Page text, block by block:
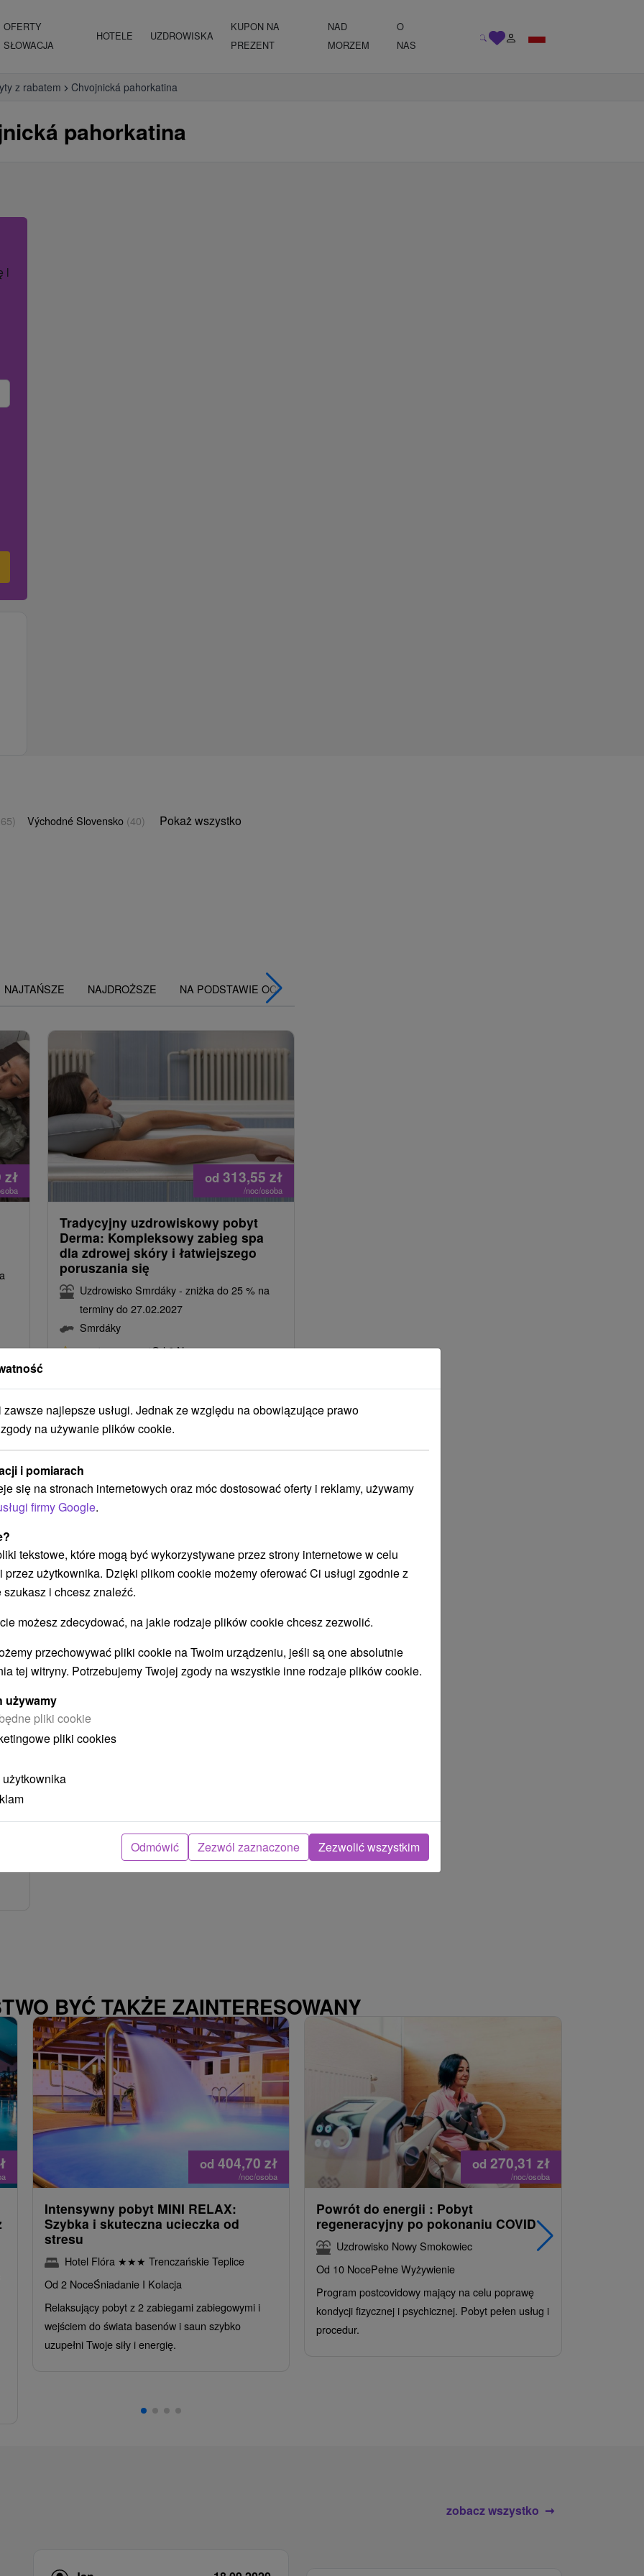
OFERTY
SŁOWACJA
HOTELE UZDROWISKA
KUPON NA
PREZENT
NAD
MORZEM
O
NAS
z rabatem Chvojnická pahorkatina
pahorkatina
nazwę hotelu.
Východné Slovensko (40) Pokaż wszystko
NAJTAŃSZE NAJDROŻSZE NA PODSTAWIE OCENY
zł od 313,55 zł
/noc/osoba
Tradycyjny uzdrowiskowy pobyt
Derma: Kompleksowy zabieg spa
dla zdrowej skóry i łatwiejszego
poruszania się
Uzdrowisko Smrdáky - zniżka do 25 % na
terminy do 27.02.2027
Smrdáky
8,9 (593 recenzji)Od 6 Noce
Kompleksowy program leczniczy prowadzący do
zmniejszenia objawów chorób skóry,
złagodzenia sztywności i bólu oraz poprawy
sprawności ruchowej.
zł
z
BYĆ TAKŻE ZAINTERESOWANY
od 404,70zł
/noc/osoba
Intensywny pobyt MINI RELAX:
Szybka i skuteczna ucieczka od
stresu
Hotel Flóra ★★★ Trenczańskie Teplice
Od 2 NoceŚniadanie I Kolacja
Relaksujący pobyt z 2 zabiegami zabiegowymi i
wejściem do świata basenów i saun szybko
uzupełni Twoje siły i energię.
od 270,31 zł
/noc/osoba
Powrót do energii : Pobyt
regeneracyjny po pokonaniu COVID
Uzdrowisko Nowy Smokowiec
Od 10 NocePełne Wyżywienie
Program postcovidowy mający na celu poprawę
kondycji fizycznej i psychicznej. Pobyt pełen usług i
procedur.
zobacz wszystko
najlepsze usługi. Jednak ze względu na obowiązujące prawo
na używanie plików cookie.
i pomiarach
się na stronach internetowych oraz móc dostosować oferty i reklamy, używamy
firmy Google.
tekstowe, które mogą być wykorzystywane przez strony internetowe w celu
przez użytkownika. Dzięki plikom cookie możemy oferować Ci usługi zgodnie z
i chcesz znaleźć.
możesz zdecydować, na jakie rodzaje plików cookie chcesz zezwolić.
przechowywać pliki cookie na Twoim urządzeniu, jeśli są one absolutnie
tej witryny. Potrzebujemy Twojej zgody na wszystkie inne rodzaje plików cookie.
używamy
pliki cookie
pliki cookies
Odmówić Zezwól zaznaczone Zezwolić wszystkim